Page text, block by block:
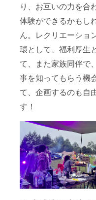
り、お互いの力を合
体験ができるかもし
ん。レクリエーショ
環として、福利厚生
て、また家族同伴で
事を知ってもらう機
て、企画するのも自
す！